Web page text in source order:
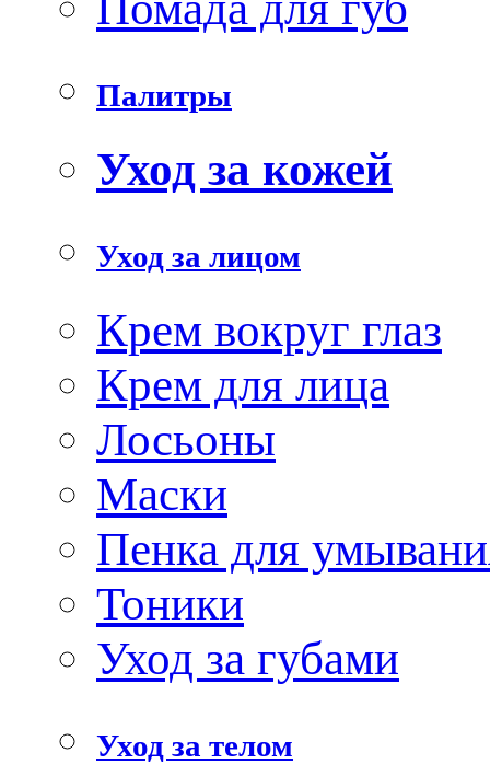
Палитры
Уход за кожей
Уход за лицом
Крем вокруг глаз
Крем для лица
Лосьоны
Маски
Пенка для
Тоники
Уход за губами
Уход за телом